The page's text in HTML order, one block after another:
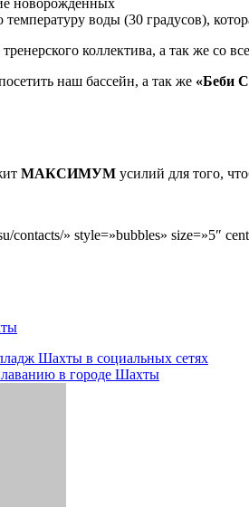
воды (30 градусов),
коллектива, а так же со
наш бассейн, а так же «Беби
МАКСИМУМ усилий для того,
contacts/» style=»bubbles» size=»5″
Шахты в социальных сетях
в городе Шахты